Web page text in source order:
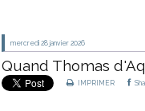
mercredi 28 janvier 2026
Quand Thomas
IMPRIMER